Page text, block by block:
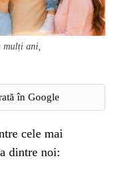
ani,
în Google
cele mai
dintre noi: